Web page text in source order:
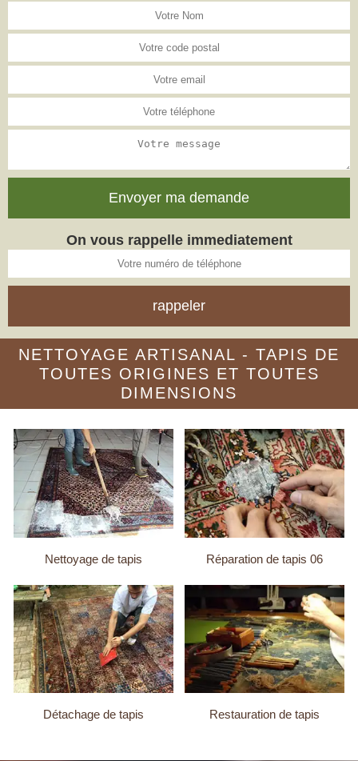
On vous rappelle immediatement
NETTOYAGE ARTISANAL - TAPIS DE
TOUTES ORIGINES ET TOUTES
DIMENSIONS
Nettoyage de tapis Réparation de tapis 06
Détachage de tapis Restauration de tapis